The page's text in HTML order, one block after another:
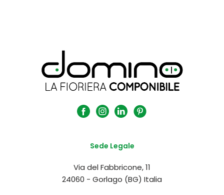
Sede Legale
Via del Fabbricone, 11
24060 - Gorlago (BG) Italia